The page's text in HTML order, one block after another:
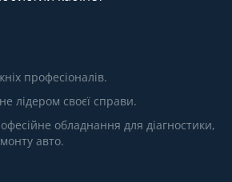
професіоналів.
лідером своєї справи.
обладнання для діагностики,
авто.